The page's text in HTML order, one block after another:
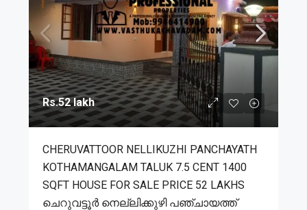
Rs.52 lakh
CHERUVATTOOR NELLIKUZHI PANCHAYATH
KOTHAMANGALAM TALUK 7.5 CENT 1400
SQFT HOUSE FOR SALE PRICE 52 LAKHS
ചെറുവട്ടൂർ നെല്ലിക്കുഴി പഞ്ചായത്ത്